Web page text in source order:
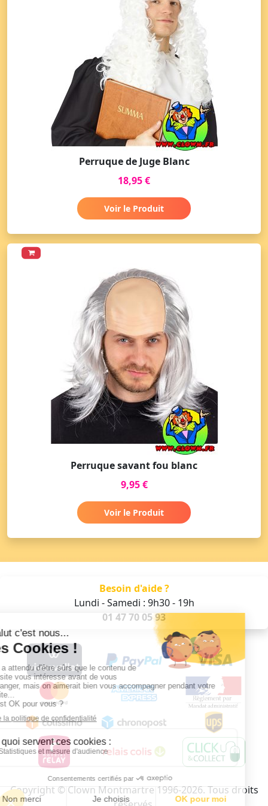
Perruque de Juge Blanc
18,95 €
Voir le Produit
Perruque savant fou blanc
9,95 €
Voir le Produit
Besoin d'aide ?
Lundi - Samedi : 9h30 - 19h
01 47 70 05 93
Copyright © Clown Montmartre 1996-2026. Tous droits